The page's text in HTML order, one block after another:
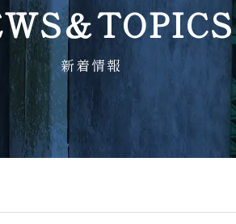
＆TO P I C S
新 着 情 報